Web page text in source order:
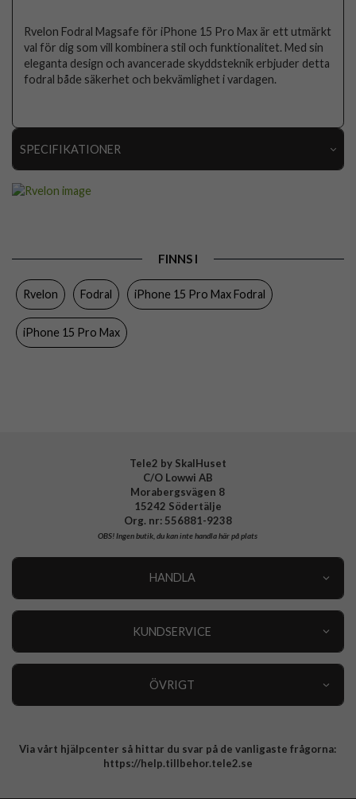
Rvelon Fodral Magsafe för iPhone 15 Pro Max är ett utmärkt
val för dig som vill kombinera stil och funktionalitet. Med sin
eleganta design och avancerade skyddsteknik erbjuder detta
fodral både säkerhet och bekvämlighet i vardagen.
SPECIFIKATIONER
Kortfack, Magnetstängning, MagSafe-
kompatibel
Färg
Material
FINNS I
Rvelon Fodral iPhone 15 Pro Max Fodral
iPhone 15 Pro Max
Tele2 by SkalHuset
C/O Lowwi AB
Morabergsvägen 8
15242 Södertälje
Org. nr: 556881-9238
OBS!Ingen butik, du kan inte handla här på plats
HANDLA
KUNDSERVICE
ÖVRIGT
Integritetspolicy
Via vårt hjälpcenter så hittar du svar på de vanligaste frågorna:
https://help.tillbehor.tele2.se